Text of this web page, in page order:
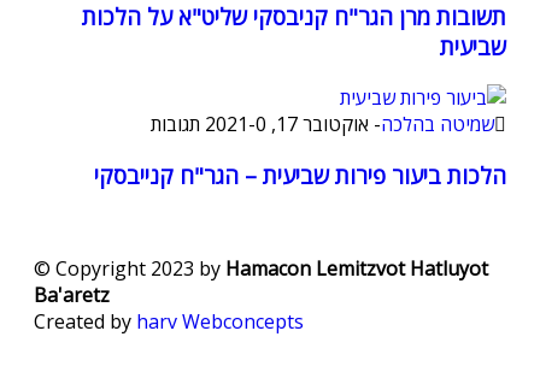
תשובות מרן הגר"ח קניבסקי שליט"א על הלכות
שביעית
שמיטה בהלכה- אוקטובר 17, 2021 -0 תגובות
הלכות ביעור פירות שביעית – הגר"ח קנייבסקי
© Copyright 2023 by Hamacon Lemitzvot Hatluyot
Ba'aretz
Created by harvWebconcepts